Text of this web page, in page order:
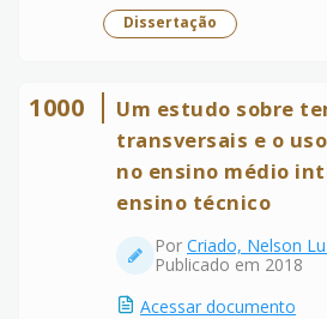
Dissertação
1000
Um estudo sobre
transversais e o
no ensino médio
ensino técnico
Por Criado, Nelson
Publicado em 2018
Acessar documento